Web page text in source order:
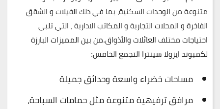
متنوعة من الوحدات السكنية، بما في ذلك الفيلات و الشقق
الفاخرة و المحلات التجارية و المكاتب الادارية ، التي تلبي
احتياجات مختلف العائلات والأذواق.من بين المميزات البارزة
لكمبوند ايزولا سينترا التجمع الخامس:
مساحات خضراء واسعة وحدائق جميلة
مرافق ترفيهية متنوعة مثل حمامات السباحة،